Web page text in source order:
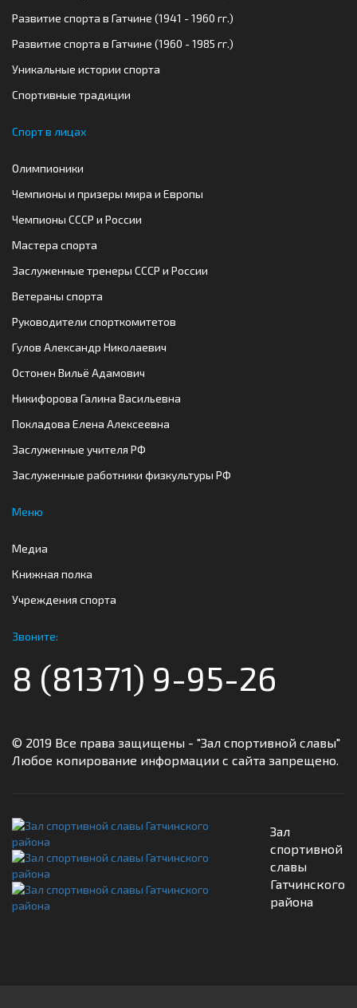
Развитие спорта в Гатчине (1941 - 1960 гг.)
Развитие спорта в Гатчине (1960 - 1985 гг.)
Уникальные истории спорта
Спортивные традиции
Спорт в лицах
Олимпионики
Чемпионы и призеры мира и Европы
Чемпионы СССР и России
Мастера спорта
Заслуженные тренеры СССР и России
Ветераны спорта
Руководители спорткомитетов
Гулов Александр Николаевич
Остонен Вильё Адамович
Никифорова Галина Васильевна
Покладова Елена Алексеевна
Заслуженные учителя РФ
Заслуженные работники физкультуры РФ
Меню
Медиа
Книжная полка
Учреждения спорта
Звоните:
8 (81371) 9-95-26
© 2019 Все права защищены - "Зал спортивной славы"
Любое копирование информации с сайта запрещено.
Зал
спортивной
славы
Гатчинского
района